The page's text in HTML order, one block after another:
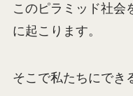
このピラミッド社会
に起こります。
そこで私たちにでき